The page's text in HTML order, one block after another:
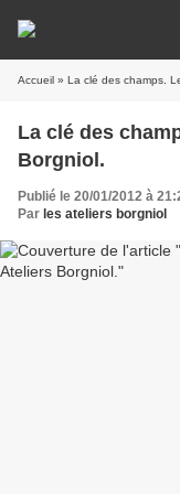
Accueil » La clé des champs.
La clé des
Borgniol.
Publié le 20/01/2012 à
Par les ateliers borgniol